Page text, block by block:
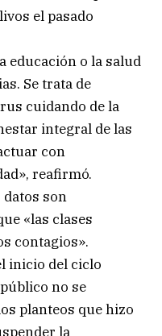
el pasado
educación o la salud
Se trata de
cuidando de la
integral de las
con
reafirmó.
son
«las clases
contagios».
inicio del ciclo
no se
planteos que hizo
la